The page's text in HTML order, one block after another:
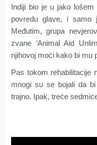
Indiji bio je u jako
povredu glave, i samo
Međutim, grupa
zvane ‘Animal Aid
njihovoj moći kako bi mu
Pas tokom rehabilitacije
mnogi su se bojali da
trajno. Ipak, treće